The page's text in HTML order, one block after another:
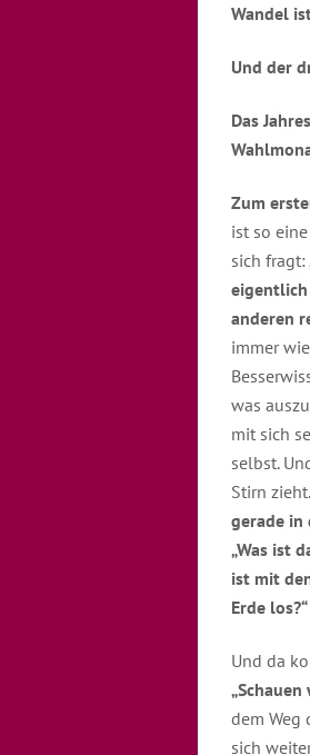
Wandel
Und der
Das
Zum
ist so
sich fragt:
anderen
immer
was
mit sich
selbst.
Stirn zieht.
gerade in
„Was ist
ist mit
Erde los?“
Und da
dem Weg
sich